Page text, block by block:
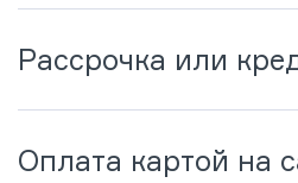
Рассрочка или
Оплата картой на